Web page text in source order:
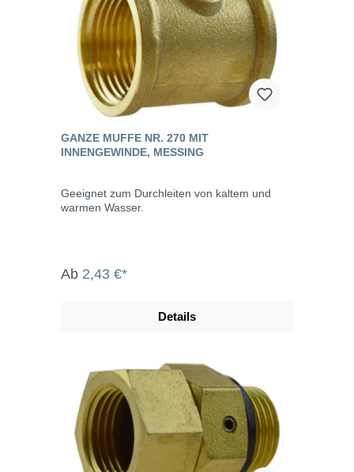
GANZE MUFFE NR. 270 MIT
INNENGEWINDE, MESSING
Geeignet zum Durchleiten von kaltem und
warmen Wasser.
Ab 2,43 €*
Details